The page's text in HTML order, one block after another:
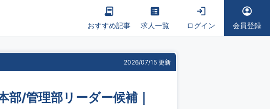
おすすめ記事 求人一覧 ログイン 会員登録
2026/07/15 更新
/管理部リーダー候補｜